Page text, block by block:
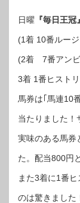
日曜 『毎日王冠』
(1着 10番ルー
(2着 7番アン
3着 1番ヒスト
馬券は｢馬連10
当たりました！
実味のある馬券
た。配当800円
また3着に1番
のは驚きました